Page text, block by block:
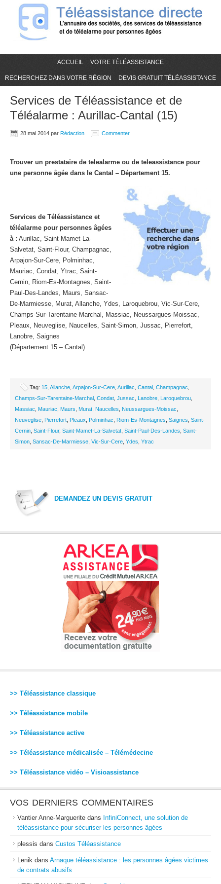
ACCUEIL VOTRE TÉLÉASSISTANCE
RECHERCHEZ DANS VOTRE RÉGION DEVIS GRATUIT TÉLÉASSISTANCE
Services de Téléassistance et de
Téléalarme : Aurillac-Cantal (15)
28 mai 2014 par Rédaction Commenter
Trouver un prestataire de telealarme ou de teleassistance pour
une personne âgée dans le Cantal – Département 15.
Services de Téléassistance et
téléalarme pour personnes âgées
à : Aurillac, Saint-Mamet-La-
Salvetat, Saint-Flour, Champagnac,
Arpajon-Sur-Cere, Polminhac,
Mauriac, Condat, Ytrac, Saint-
Cernin, Riom-Es-Montagnes, Saint-
Paul-Des-Landes, Maurs, Sansac-
De-Marmiesse, Murat, Allanche, Ydes, Laroquebrou, Vic-Sur-Cere,
Champs-Sur-Tarentaine-Marchal, Massiac, Neussargues-Moissac,
Pleaux, Neuveglise, Naucelles, Saint-Simon, Jussac, Pierrefort,
Lanobre, Saignes
(Département 15 – Cantal)
Tag: 15 Allanche Arpajon-Sur-Cere Aurillac Cantal Champagnac
Champs-Sur-Tarentaine-Marchal Condat Jussac Lanobre Laroquebrou
Massiac
Mauriac Maurs Murat Naucelles Neussargues-Moissac
Neuveglise Pierrefort Pleaux Polminhac Riom-Es-Montagnes Saignes Saint-
Cernin Saint-Flour, Saint-Mamet-La-Salvetat Saint-Paul-Des-Landes Saint-
Simon Sansac-De-Marmiesse Vic-Sur-Cere Ydes Ytrac
DEMANDEZ UN DEVIS GRATUIT
>> Téléassistance classique
>> Téléassistance mobile
>> Téléassistance active
>> Téléassistance médicalisée – Télémédecine
>> Téléassistance vidéo – Visioassistance
VOS DERNIERS COMMENTAIRES
Vantier Anne-Marguerite dans InfiniConnect, une solution de
téléassistance pour sécuriser les personnes âgées
plessis dans Custos Téléassistance
Lenik dans Arnaque téléassistance : les personnes âgées victimes
de contrats abusifs